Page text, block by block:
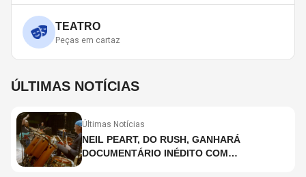
TEATRO
Peças em cartaz
ÚLTIMAS NOTÍCIAS
Últimas Notícias
NEIL PEART, DO RUSH, GANHARÁ
DOCUMENTÁRIO INÉDITO COM